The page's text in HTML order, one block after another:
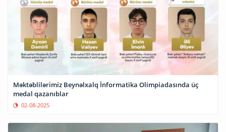
Məktəblilərimiz Beynəlxalq İnformatika Olimpiadasında üç
medal qazanıblar
02-08-2025